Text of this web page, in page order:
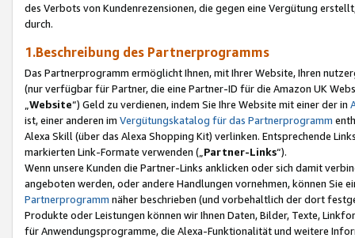
des Verbots von Kundenrezensionen, die gegen eine Vergütung
durch.
1.Beschreibung des Partnerprogramms
Das Partnerprogramm ermöglicht Ihnen, mit Ihrer Website, Ihren
(nur verfügbar für Partner, die eine Partner-ID für die Amazon UK
Website“) Geld zu verdienen, indem Sie Ihre Website mit einer der in
ist, einer anderen im Vergütungskatalog für das Partnerprogramm
Alexa Skill (über das Alexa Shopping Kit) verlinken. Entsprechende
markierten Link-Formate verwenden („ Partner-Links“).
Wenn unsere Kunden die Partner-Links anklicken oder sich damit
angeboten werden, oder andere Handlungen vornehmen, können Sie
Partnerprogramm näher beschrieben (und vorbehaltlich der dort
Produkte oder Leistungen können wir Ihnen Daten, Bilder, Texte,
für Anwendungsprogramme, die Alexa-Funktionalität und weitere